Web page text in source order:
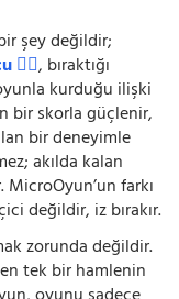
şey değildir;
🧍‍♂️, bıraktığı
kurduğu ilişki
bir skorla güçlenir,
bir deneyimle
akılda kalan
farkı
değildir, iz bırakır.
zorunda değildir.
tek bir hamlenin